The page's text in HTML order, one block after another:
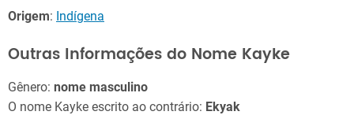
Origem: Indígena
Outras Informações do Nome Kayke
Gênero: nome masculino
O nome Kayke escrito ao contrário: Ekyak